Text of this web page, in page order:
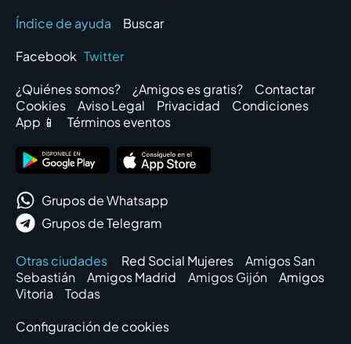
Índice de ayuda
Buscar
Facebook Twitter
¿Quiénes somos?
¿Amigos es gratis?
Contactar
Cookies
Aviso Legal Privacidad
Condiciones
App 📱
Términos eventos
Grupos de Whatsapp
Grupos de Telegram
Otras ciudades Red Social Mujeres
Amigos San
Sebastián
Amigos Madrid Amigos Gijón
Amigos
Vitoria
Todas
Configuración de cookies